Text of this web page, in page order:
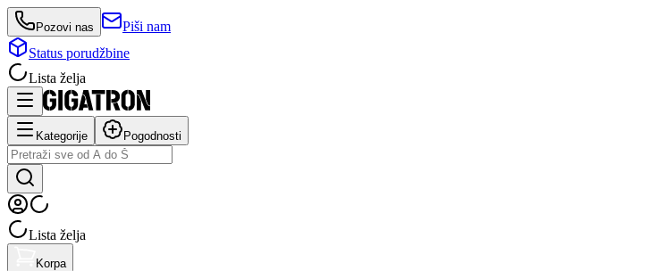
Pozovi nas
Piši nam
Status porudžbine
Lista želja
Kategorije Pogodnosti
Lista želja
Korpa